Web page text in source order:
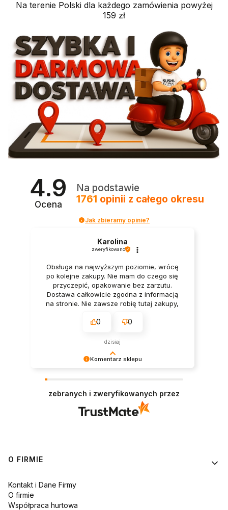
Na terenie Polski dla każdego zamówienia powyżej
159 zł
4.9
Ocena
Na podstawie
1761 opinii z całego okresu
Jak zbieramy opinie?
Komentarz sklepu
Karolina
zweryfikowano
Obsługa na najwyższym poziomie, wrócę
po kolejne zakupy. Nie mam do czego się
przyczepić, opakowanie bez zarzutu.
Dostawa całkowicie zgodna z informacją
na stronie. Nie zawsze robię tutaj zakupy,
zadowolona.
0 0
dzisiaj
zebranych i zweryfikowanych przez
Linki w stopce
O FIRMIE
Kontakt i Dane Firmy
O firmie
Współpraca hurtowa